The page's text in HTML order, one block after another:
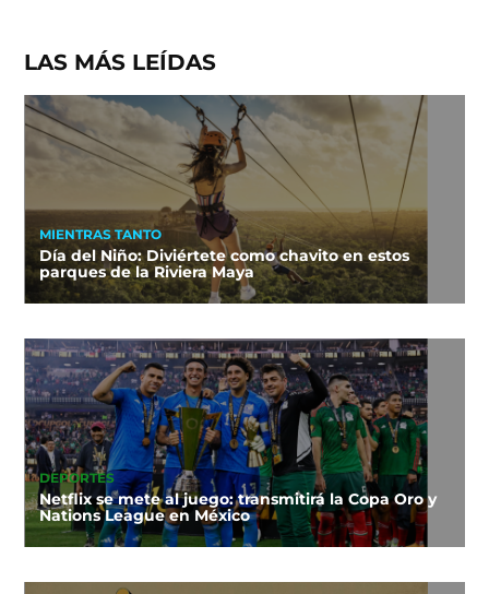
LAS MÁS LEÍDAS
MIENTRAS TANTO
Día del Niño: Diviértete como chavito en estos
parques de la Riviera Maya
DEPORTES
Netflix se mete al juego: transmitirá la Copa Oro y
Nations League en México